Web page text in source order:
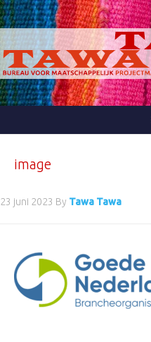
image
23 juni 2023 By Tawa Tawa